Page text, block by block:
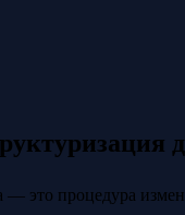
— это процедура